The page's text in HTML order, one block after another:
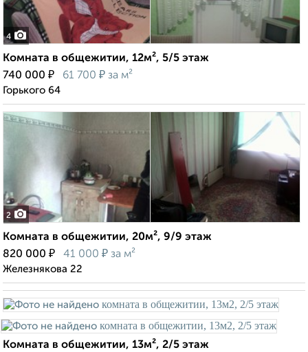
4
Комната в общежитии, 12м², 5/5 этаж
740 000 ₽ 61 700 ₽ за м²
Горького 64
2
Комната в общежитии, 20м², 9/9 этаж
820 000 ₽ 41 000 ₽ за м²
Железнякова 22
Комната в общежитии, 13м², 2/5 этаж